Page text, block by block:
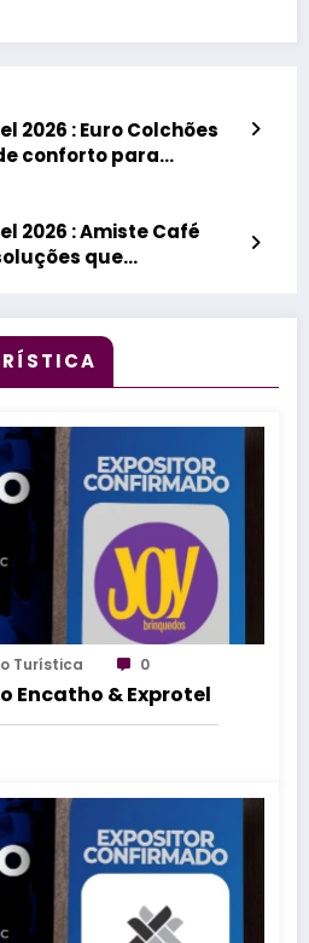
2026 : Euro Colchões
conforto para
2026 : Amiste Café
que
Turística 0
Encatho & Exprotel